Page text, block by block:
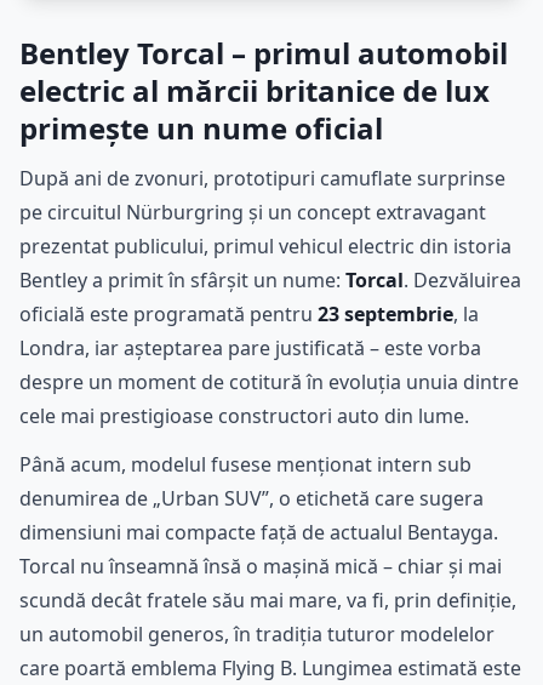
Bentley Torcal – primul automobil
electric al mărcii britanice de lux
primește un nume oficial
După ani de zvonuri, prototipuri camuflate surprinse
pe circuitul Nürburgring și un concept extravagant
prezentat publicului, primul vehicul electric din istoria
Bentley a primit în sfârșit un nume: Torcal. Dezvăluirea
oficială este programată pentru 23 septembrie, la
Londra, iar așteptarea pare justificată – este vorba
despre un moment de cotitură în evoluția unuia dintre
cele mai prestigioase constructori auto din lume.
Până acum, modelul fusese menționat intern sub
denumirea de „Urban SUV”, o etichetă care sugera
dimensiuni mai compacte față de actualul Bentayga.
Torcal nu înseamnă însă o mașină mică – chiar și mai
scundă decât fratele său mai mare, va fi, prin definiție,
un automobil generos, în tradiția tuturor modelelor
care poartă emblema Flying B. Lungimea estimată este